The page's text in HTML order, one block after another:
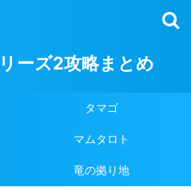
ーズ2攻略まとめ
タマゴ
マムタロト
竜の拠り地